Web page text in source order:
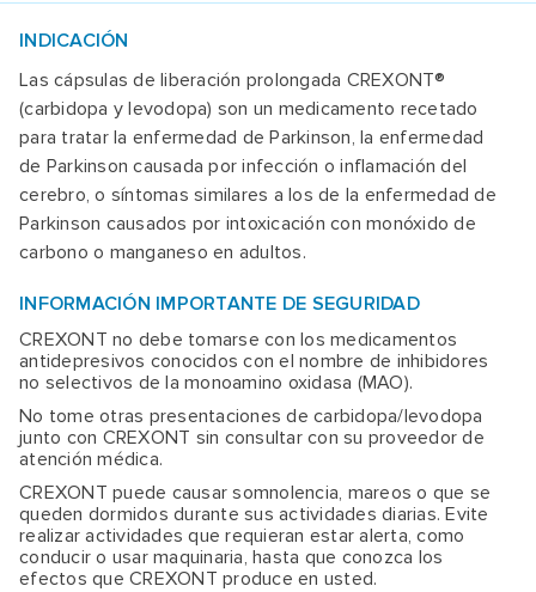
INDICACIÓN
Las cápsulas de liberación prolongada CREXONT®
(carbidopa y levodopa) son un medicamento recetado
para tratar la enfermedad de Parkinson, la enfermedad
de Parkinson causada por infección o inflamación del
cerebro, o síntomas similares a los de la enfermedad de
Parkinson causados por intoxicación con monóxido de
carbono o manganeso en adultos.
INFORMACIÓN IMPORTANTE DE SEGURIDAD
CREXONT no debe tomarse con los medicamentos
antidepresivos conocidos con el nombre de inhibidores
no selectivos de la monoamino oxidasa (MAO).
No tome otras presentaciones de carbidopa/levodopa
junto con CREXONT sin consultar con su proveedor de
atención médica.
CREXONT puede causar somnolencia, mareos o que se
queden dormidos durante sus actividades diarias. Evite
realizar actividades que requieran estar alerta, como
conducir o usar maquinaria, hasta que conozca los
efectos que CREXONT produce en usted.